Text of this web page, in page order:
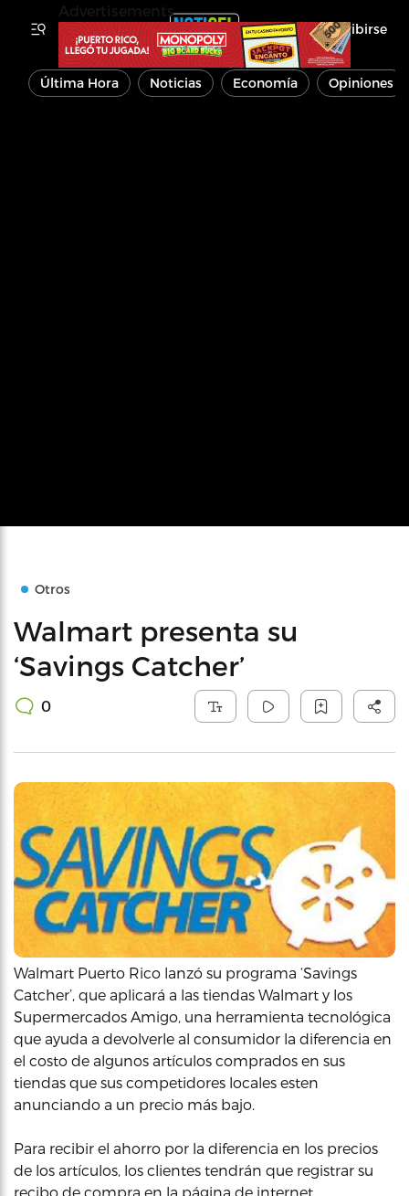
Inscribirse
Última Hora Noticias Economía Opiniones
Otros
Walmart presenta su
‘Savings Catcher’
0
Walmart Puerto Rico lanzó su programa ‘Savings
Catcher’, que aplicará a las tiendas Walmart y los
Supermercados Amigo, una herramienta tecnológica
que ayuda a devolverle al consumidor la diferencia en
el costo de algunos artículos comprados en sus
tiendas que sus competidores locales esten
anunciando a un precio más bajo.
Para recibir el ahorro por la diferencia en los precios
de los artículos, los clientes tendrán que registrar su
recibo de compra en la página de internet
Advertisements